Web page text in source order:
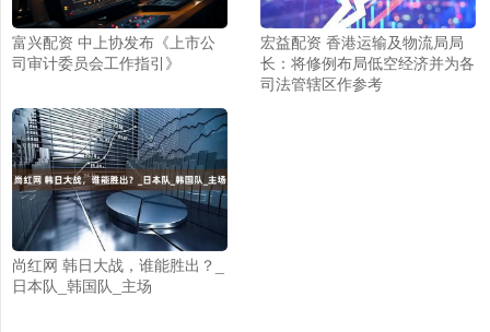
富兴配资 中上协发布《上市公
司审计委员会工作指引》
宏益配资 香港运输及物流局局
长：将修例布局低空经济并为各
司法管辖区作参考
尚红网 韩日大战，谁能胜出？_
日本队_韩国队_主场